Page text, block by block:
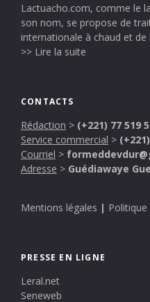
Lactuacho.com, comme le
son nom, se propose de
internationale à chaud et de
>> Lire la suite
CONTACTS
Rédaction > (+221) 77 519
Service commercial >
Courriel >
Adresse > Guédiawaye
Mentions légales |
PRESSE EN LIGNE
Leral.net
Seneweb